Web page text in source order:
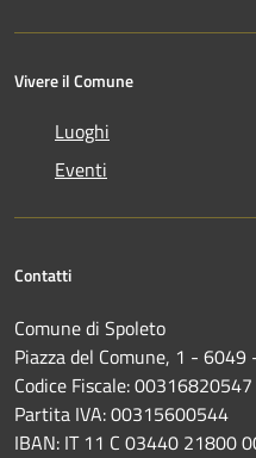
Vivere il Comune
Luoghi
Eventi
Contatti
Comune di Spoleto
Piazza del Comune, 1 - 6049
Codice Fiscale: 00316820547
Partita IVA: 00315600544
IBAN: IT 11 C 03440 21800